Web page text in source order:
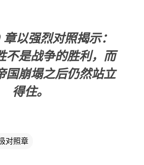
以强烈对照揭示：
不是战争的胜利，而
国崩塌之后仍然站立
得住。
对照章